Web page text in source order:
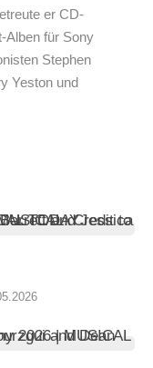
er CD-
Alben für Sony
Stephen
Yeston und